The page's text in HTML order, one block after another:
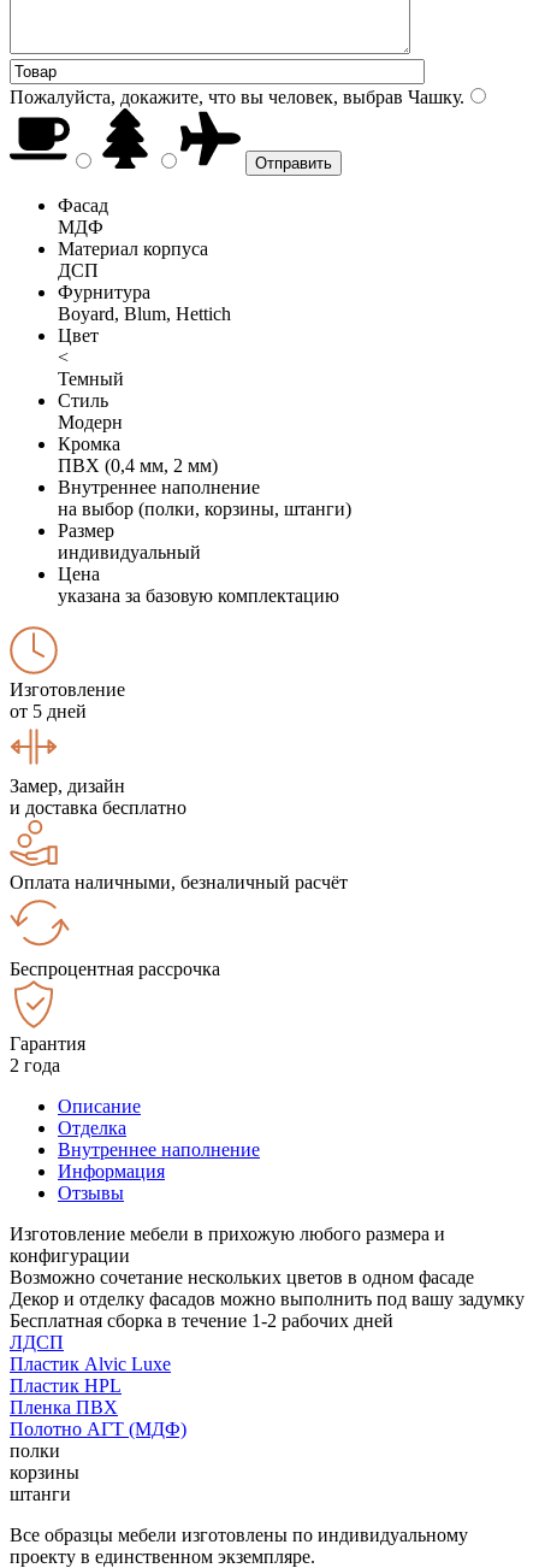
Пожалуйста, докажите, что вы человек, выбрав Чашку.
Фасад
МДФ
Материал корпуса
ДСП
Фурнитура
Boyard, Blum, Hettich
Цвет
<
Темный
Стиль
Модерн
Кромка
ПВХ (0,4 мм, 2 мм)
Внутреннее наполнение
на выбор (полки, корзины, штанги)
Размер
индивидуальный
Цена
указана за базовую комплектацию
Изготовление
от 5 дней
Замер, дизайн
и доставка бесплатно
Оплата наличными, безналичный расчёт
Беспроцентная рассрочка
Гарантия
2 года
Описание
Отделка
Внутреннее наполнение
Информация
Отзывы
Изготовление мебели в прихожую любого размера и
конфигурации
Возможно сочетание нескольких цветов в одном фасаде
Декор и отделку фасадов можно выполнить под вашу задумку
Бесплатная сборка в течение 1-2 рабочих дней
ЛДСП
Пластик Alvic Luxe
Пластик HPL
Пленка ПВХ
Полотно АГТ (МДФ)
полки
корзины
штанги
Все образцы мебели изготовлены по индивидуальному
проекту в единственном экземпляре.